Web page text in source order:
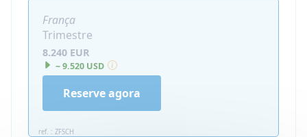
França
Trimestre
8.240 EUR
~ 9.520 USD
ref. : ZFSCH
Reserve agora